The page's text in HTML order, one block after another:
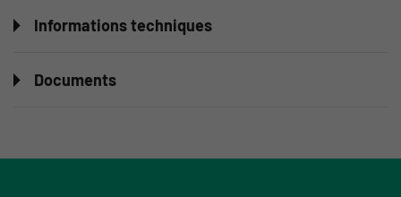
Informations techniques
Documents